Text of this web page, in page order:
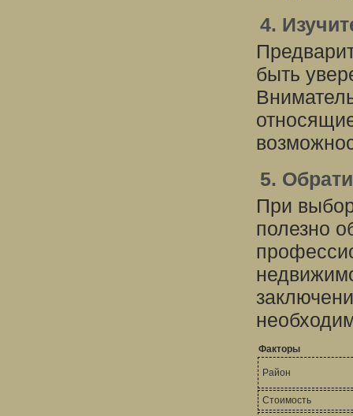
4.
быть
5.
При
полезно
Факторы
Район
Стоимость